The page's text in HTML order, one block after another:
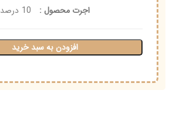
اجرت محصول :
10 درصد
افزودن به سبد خرید